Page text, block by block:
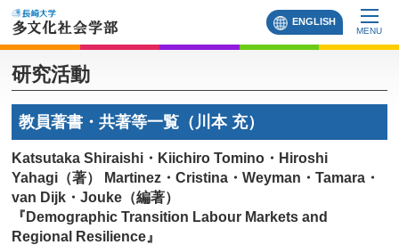
ENGLISH
MENU
研究活動
教員著書・共著等一覧（川本 充）
Katsutaka Shiraishi・Kiichiro Tomino・Hiroshi
Yahagi（著） Martinez・Cristina・Weyman・Tamara・
van Dijk・Jouke（編著）
『Demographic Transition Labour Markets and
Regional Resilience』